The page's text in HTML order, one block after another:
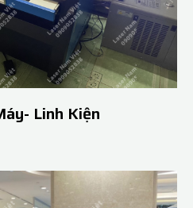
Linh Kiện